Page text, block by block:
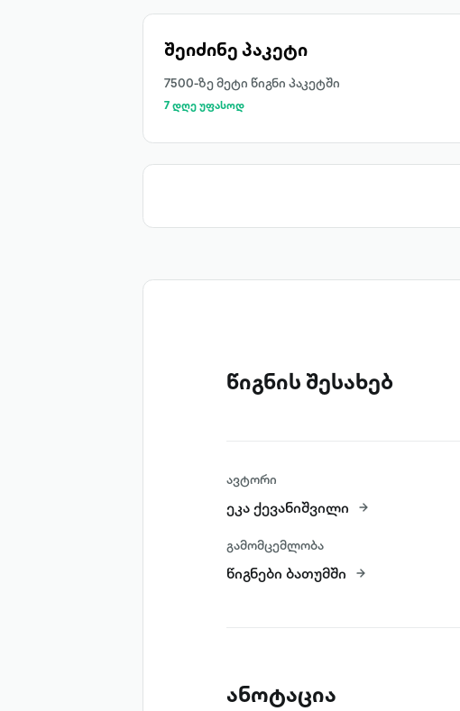
შეიძინე პაკეტი
7500-ზე მეტი წიგნი პაკეტში
7 დღე უფასოდ
წიგნის შესახებ
ავტორი
ეკა ქევანიშვილი
გამომცემლობა
წიგნები ბათუმში
ანოტაცია